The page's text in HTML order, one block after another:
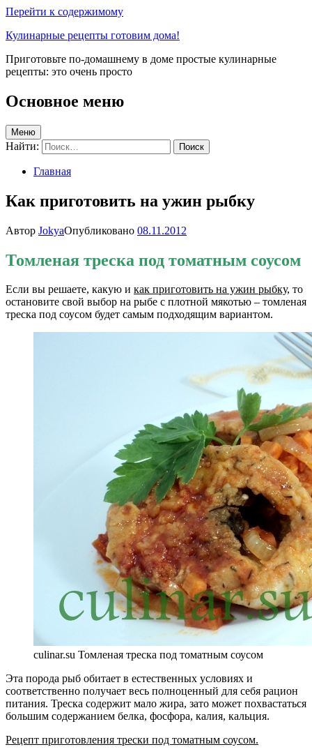
Перейти к содержимому
Кулинарные рецепты готовим дома!
Приготовьте по-домашнему в доме простые кулинарные
рецепты: это очень просто
Основное меню
Меню
Найти:
Главная
Как приготовить на ужин рыбку
Автор JokyaОпубликовано 08.11.2012
Томленая треска под томатным соусом
Если вы решаете, какую и как приготовить на ужин рыбку, то
остановите свой выбор на рыбе с плотной мякотью – томленая
треска под соусом будет самым подходящим вариантом.
culinar.su Томленая треска под томатным соусом
Эта порода рыб обитает в естественных условиях и
соответственно получает весь полноценный для себя рацион
питания. Треска содержит мало жира, зато может похвастаться
большим содержанием белка, фосфора, калия, кальция.
Рецепт приготовления трески под томатным соусом.